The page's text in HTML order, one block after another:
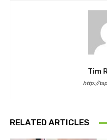
Tim
http://
RELATED ARTICLES